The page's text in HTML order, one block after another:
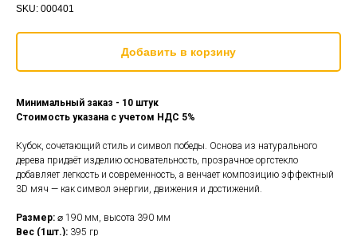
SKU: 000401
Добавить в корзину
Минимальный заказ - 10 штук
Стоимость указана с учетом НДС 5%
Кубок, сочетающий стиль и символ победы. Основа из натурального
дерева придаёт изделию основательность, прозрачное оргстекло
добавляет легкость и современность, а венчает композицию эффектный
3D мяч — как символ энергии, движения и достижений.
Размер: ⌀ 190 мм, высота 390 мм
Вес (1шт.): 395 гр